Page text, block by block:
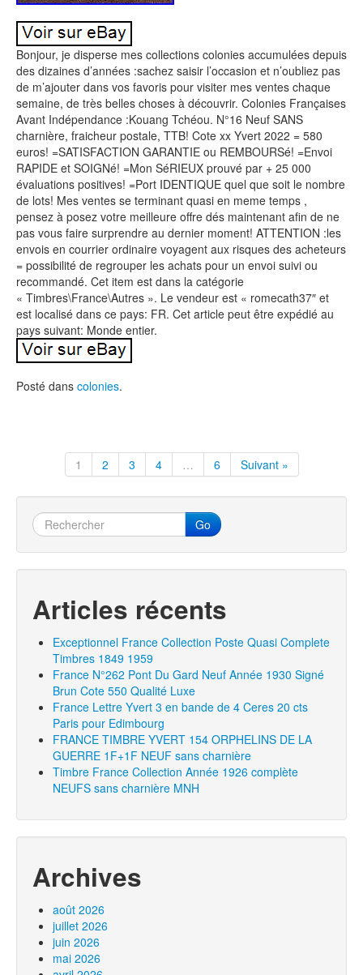
Bonjour, je disperse mes collections colonies accumulées depuis
des dizaines d’années :sachez saisir l’occasion et n’oubliez pas
de m’ajouter dans vos favoris pour visiter mes ventes chaque
semaine, de très belles choses à découvrir. Colonies Françaises
Avant Indépendance :Kouang Tchéou. N°16 Neuf SANS
charnière, fraicheur postale, TTB! Cote xx Yvert 2022 = 580
euros! =SATISFACTION GARANTIE ou REMBOURSé! =Envoi
RAPIDE et SOIGNé! =Mon SéRIEUX prouvé par + 25 000
évaluations positives! =Port IDENTIQUE quel que soit le nombre
de lots! Mes ventes se terminant quasi en meme temps ,
pensez à posez votre meilleure offre dés maintenant afin de ne
pas vous faire surprendre au dernier moment! ATTENTION :les
envois en courrier ordinaire voyagent aux risques des acheteurs
= possibilité de regrouper les achats pour un envoi suivi ou
recommandé. Cet item est dans la catégorie
« Timbres\France\Autres ». Le vendeur est « romecath37″ et
est localisé dans ce pays: FR. Cet article peut être expédié au
pays suivant: Monde entier.
Posté dans colonies.
1 2 3 4 … 6 Suivant »
Go
Articles récents
Exceptionnel France Collection Poste Quasi Complete
Timbres 1849 1959
France N°262 Pont Du Gard Neuf Année 1930 Signé
Brun Cote 550 Qualité Luxe
France Lettre Yvert 3 en bande de 4 Ceres 20 cts
Paris pour Edimbourg
FRANCE TIMBRE YVERT 154 ORPHELINS DE LA
GUERRE 1F+1F NEUF sans charnière
Timbre France Collection Année 1926 complète
NEUFS sans charnière MNH
Archives
août 2026
juillet 2026
juin 2026
mai 2026